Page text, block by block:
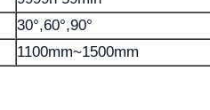
30°,60°,90°
1100mm~1500mm